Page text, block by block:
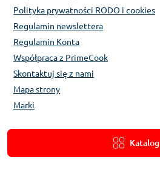
Polityka prywatności RODO i cookies
Regulamin newslettera
Regulamin Konta
Współpraca z PrimeCook
Skontaktuj się z nami
Mapa strony
Marki
Katalog